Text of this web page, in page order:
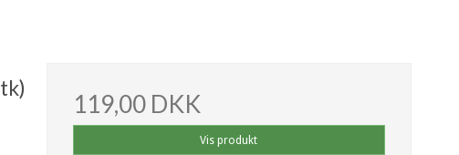
119,00 DKK
Vis produkt